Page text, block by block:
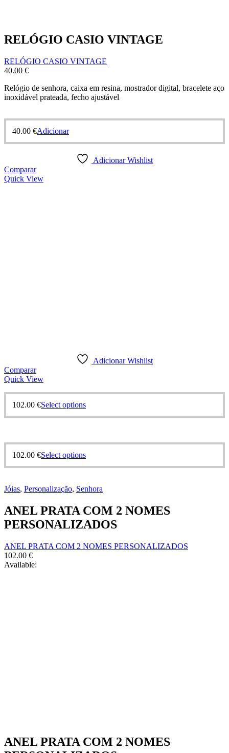
RELÓGIO CASIO VINTAGE
RELÓGIO CASIO VINTAGE
40.00 €
Relógio de senhora, caixa em resina, mostrador digital, bracelete aço
inoxidável prateada, fecho ajustável
40.00 €Adicionar
Adicionar Wishlist
Comparar
Quick View
Adicionar Wishlist
Comparar
Quick View
102.00 €Select optionsThis
variants.
options
may
chosen
the
product
page
102.00 €Select optionsThis
variants.
options
may
be
on
Jóias, Personalização, Senhora
ANEL PRATA COM 2 NOMES
PERSONALIZADOS
ANEL PRATA COM 2 NOMES PERSONALIZADOS
102.00 €
Available:
ANEL PRATA COM 2 NOMES